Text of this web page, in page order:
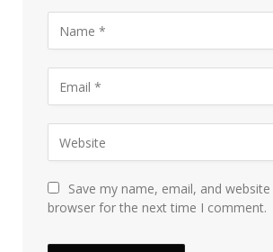
Save my name, email, and
browser for the next time I comment.